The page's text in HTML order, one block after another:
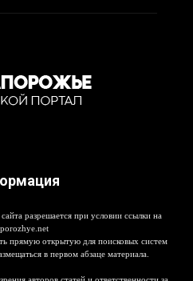
разрешается при условии ссылки на
прямую открытую для поисковых систем
в первом абзаце материала.
авторов статей и ответственности за